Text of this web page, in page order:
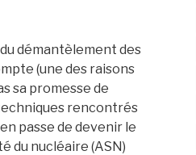
démantèlement des
(une des raisons
sa promesse de
rencontrés
passe de devenir le
du nucléaire (ASN)